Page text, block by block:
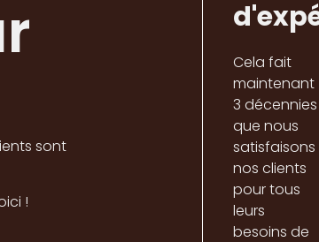
sont
!
Cela fait
maintenant
3 décennies
que nous
satisfaisons
nos clients
pour tous
leurs
besoins de